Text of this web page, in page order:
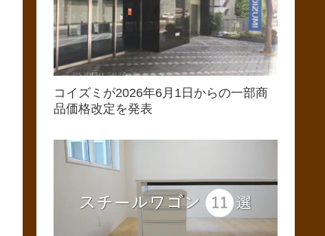
コイズミが2026年6月1日からの一部商
品価格改定を発表